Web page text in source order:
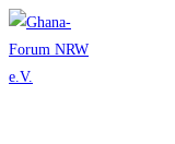
Skip
to
content